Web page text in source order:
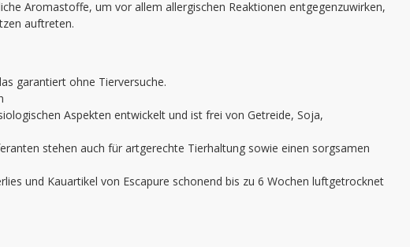
Aromastoffe, um vor allem allergischen Reaktionen entgegenzuwirken,
auftreten.
garantiert ohne Tierversuche.
Aspekten entwickelt und ist frei von Getreide, Soja,
stehen auch für artgerechte Tierhaltung sowie einen sorgsamen
und Kauartikel von Escapure schonend bis zu 6 Wochen luftgetrocknet